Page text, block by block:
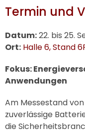
Termin und
Datum:22. bis 25.
Ort: Halle 6, Stand
Fokus:
Anwendungen
Am Messestand von
zuverlässige
die